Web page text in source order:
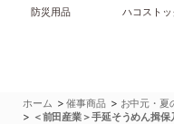
防災用品 ハコストッ
ホーム >催事商品 > お中元・夏
> ＜前田産業＞手延そうめん揖